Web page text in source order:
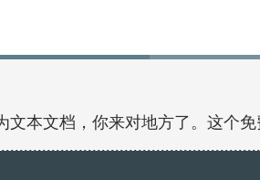
本文档，你来对地方了。这个免